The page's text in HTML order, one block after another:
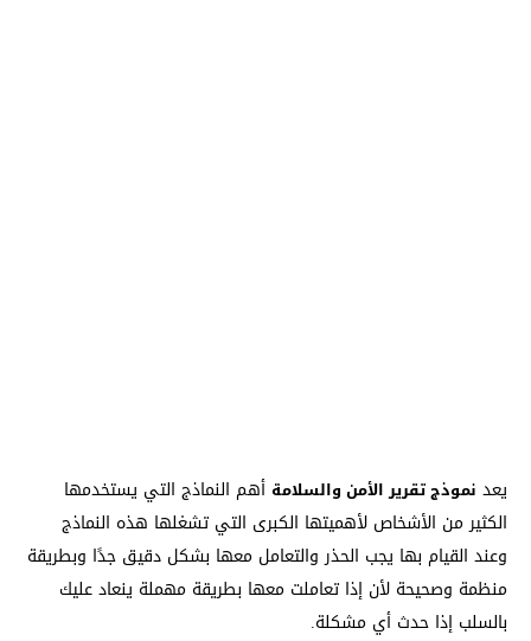
يعد نموذج تقرير الأمن والسلامة أهم النماذج التي يستخدمها
الكثير من الأشخاص لأهميتها الكبرى التي تشغلها هذه النماذج
وعند القيام بها يجب الحذر والتعامل معها بشكل دقيق جدًا وبطريقة
منظمة وصحيحة لأن إذا تعاملت معها بطريقة مهملة ينعاد عليك
بالسلب إذا حدث أي مشكلة.